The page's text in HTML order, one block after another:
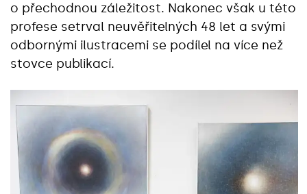
o přechodnou záležitost. Nakonec však u této
profese setrval neuvěřitelných 48 let a svými
odbornými ilustracemi se podílel na více než
stovce publikací.